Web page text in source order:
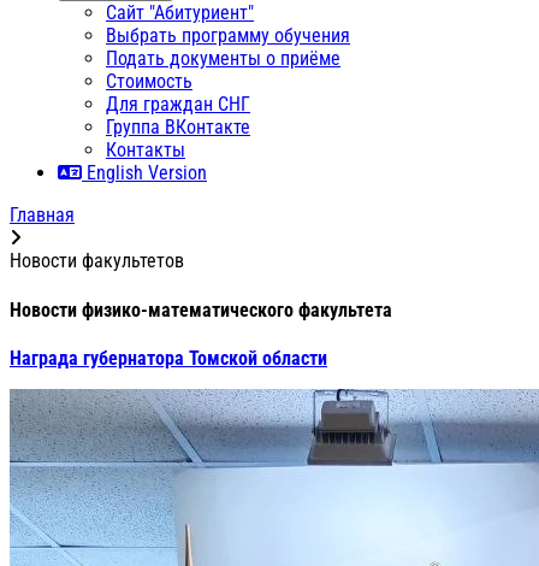
Сайт "Абитуриент"
Выбрать программу обучения
Подать документы о приёме
Стоимость
Для граждан СНГ
Группа ВКонтакте
Контакты
English Version
Главная
Новости факультетов
Новости физико-математического факультета
Награда губернатора Томской области